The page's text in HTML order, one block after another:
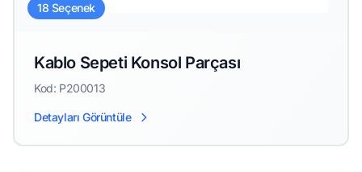
18 Seçenek
Kablo Sepeti Konsol Parçası
Kod: P200013
Detayları Görüntüle